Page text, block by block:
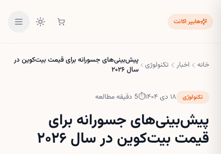
هایپر اکانت
خانه اخبار تکنولوژی پیش‌بینی‌های جسورانه برای قیمت بیت‌کوین در
سال ۲۰۲۶
تکنولوژی ۱۸ دی ۱۴۰۴ ⏱
5 دقیقه مطالعه
پیش‌بینی‌های جسورانه برای
قیمت بیت‌کوین در سال ۲۰۲۶